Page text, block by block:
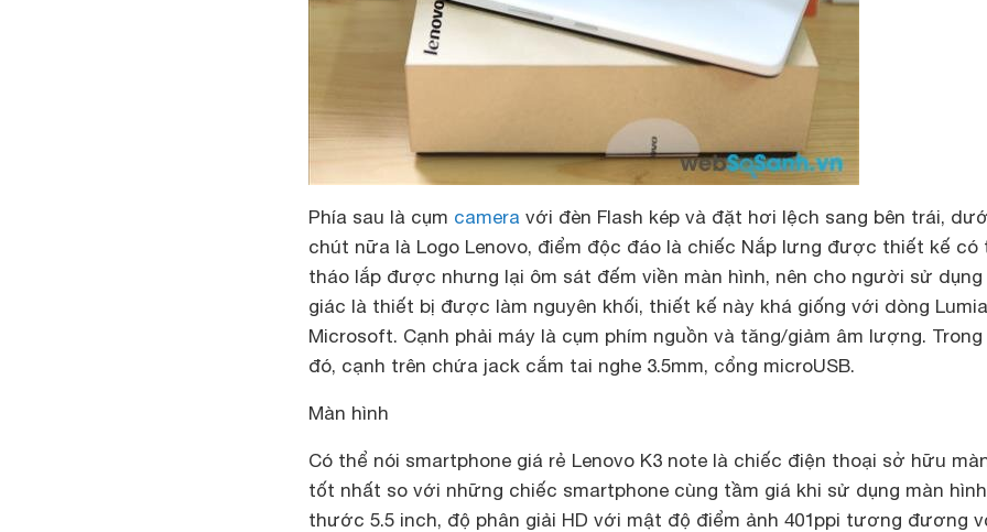
Phía sau là cụm camera với đèn Flash kép và đặt hơi lệch sang bên trái,
chút nữa là Logo Lenovo, điểm độc đáo là chiếc Nắp lưng được thiết kế có
tháo lắp được nhưng lại ôm sát đếm viền màn hình, nên cho người sử dụng
giác là thiết bị được làm nguyên khối, thiết kế này khá giống với dòng
Microsoft. Cạnh phải máy là cụm phím nguồn và tăng/giảm âm lượng. Trong
đó, cạnh trên chứa jack cắm tai nghe 3.5mm, cổng microUSB.
Màn hình
Có thể nói smartphone giá rẻ Lenovo K3 note là chiếc điện thoại sở hữu
tốt nhất so với những chiếc smartphone cùng tầm giá khi sử dụng màn
thước 5.5 inch, độ phân giải HD với mật độ điểm ảnh 401ppi tương đương